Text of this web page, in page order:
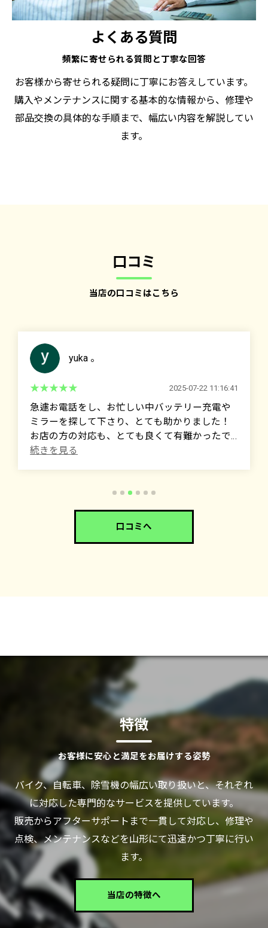
よくある質問
頻繁に寄せられる質問と丁寧な回答
お客様から寄せられる疑問に丁寧にお答えしています。
購入やメンテナンスに関する基本的な情報から、修理や
部品交換の具体的な手順まで、幅広い内容を解説してい
ます。
当店の口コミはこちら
口コミ
yuka 。
2025-07-22 11:16:41
急遽お電話をし、お忙しい中バッテリー充電や
ミラーを探して下さり、とても助かりました！
お店の方の対応も、とても良くて有難かったで
す✨️また利用させて頂きます🙇‍♀️
I called them on short notice and they helped me
out by helping me find a battery charger and a
mirror even though they were busy. I was very
口コミへ
お客様に安心と満足をお届けする姿勢
特徴
バイク、自転車、除雪機の幅広い取り扱いと、それぞれ
に対応した専門的なサービスを提供しています。
販売からアフターサポートまで一貫して対応し、修理や
点検、メンテナンスなどを山形にて迅速かつ丁寧に行い
ます。
当店の特徴へ